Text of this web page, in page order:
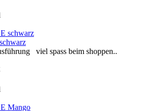
viel spass beim shoppen..